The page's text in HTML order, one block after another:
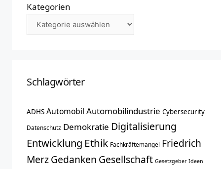
Kategorien
Schlagwörter
ADHS Automobil Automobilindustrie Cybersecurity
Datenschutz Demokratie Digitalisierung
Entwicklung Ethik Fachkräftemangel Friedrich
MerzGedanken Gesellschaft Gesetzgeber Ideen